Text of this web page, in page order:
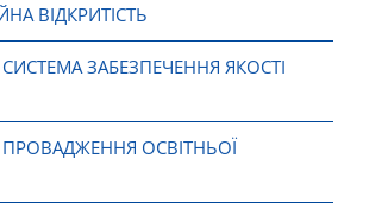
ВІДКРИТІСТЬ
ЗАБЕЗПЕЧЕННЯ ЯКОСТІ
ПРОВАДЖЕННЯ ОСВІТНЬОЇ